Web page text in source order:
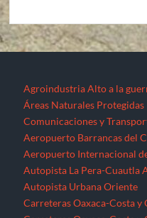
Agroindustria Alto a la
Áreas Naturales Protegidas
Comunicaciones y
Aeropuerto Barrancas del
Aeropuerto Internacional
Autopista La Pera-Cuautla
Autopista Urbana Oriente
Carreteras Oaxaca-Costa y